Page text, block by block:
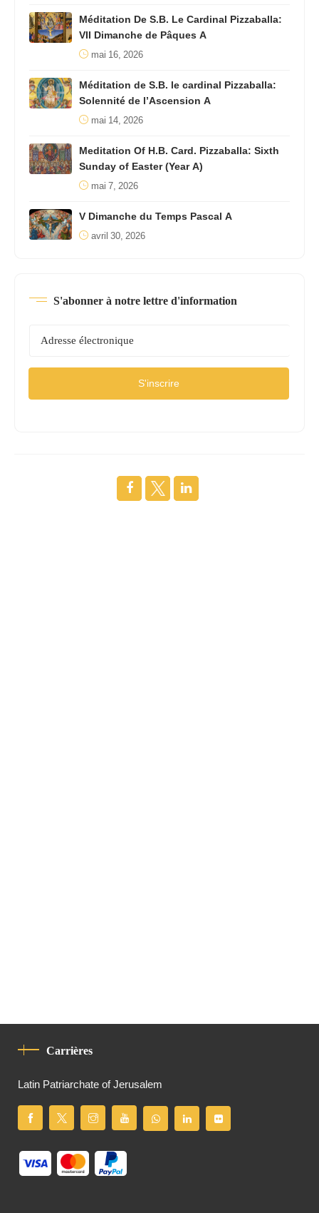
Méditation De S.B. Le Cardinal Pizzaballa:
VII Dimanche de Pâques A
mai 16, 2026
Méditation de S.B. le cardinal Pizzaballa:
Solennité de l’Ascension A
mai 14, 2026
Meditation Of H.B. Card. Pizzaballa: Sixth
Sunday of Easter (Year A)
mai 7, 2026
V Dimanche du Temps Pascal A
avril 30, 2026
S'abonner à notre lettre d'information
S'inscrire
Carrières
Latin Patriarchate of Jerusalem